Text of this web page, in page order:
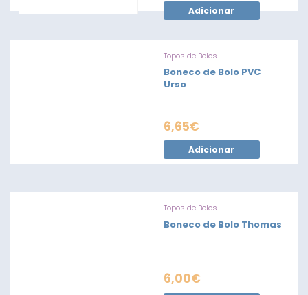
Adicionar
Topos de Bolos
Boneco de Bolo PVC
Urso
6,65€
Adicionar
Topos de Bolos
Boneco de Bolo Thomas
6,00€